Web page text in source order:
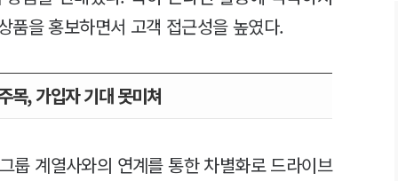
품을 홍보하면서 고객 접근성을 높였다.
목, 가입자 기대 못미쳐
룹 계열사와의 연계를 통한 차별화로 드라이브